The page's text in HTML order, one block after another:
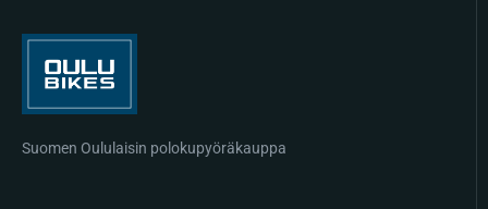
Suomen Oululaisin polokupyöräkauppa